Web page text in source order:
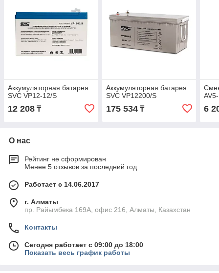
Аккумуляторная батарея
SVC VP12-12/S
12 208 ₸
Аккумуляторная батарея
SVC VP12200/S
175 534₸ 6
О нас
Рейтинг не сформирован
Менее 5 отзывов за последний год
Работает с 14.06.2017
г. Алматы
пр. Райымбека 169А, офис 216, Алматы, Казахстан
Контакты
Сегодня работает с 09:00 до 18:00
Показать весь график работы